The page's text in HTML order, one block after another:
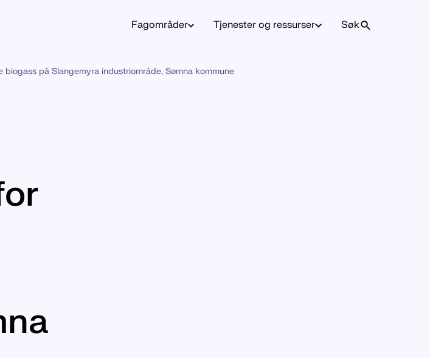
Fagområder Tjenester og ressurser Søk
på Slangemyra industriområde, Sømna kommune